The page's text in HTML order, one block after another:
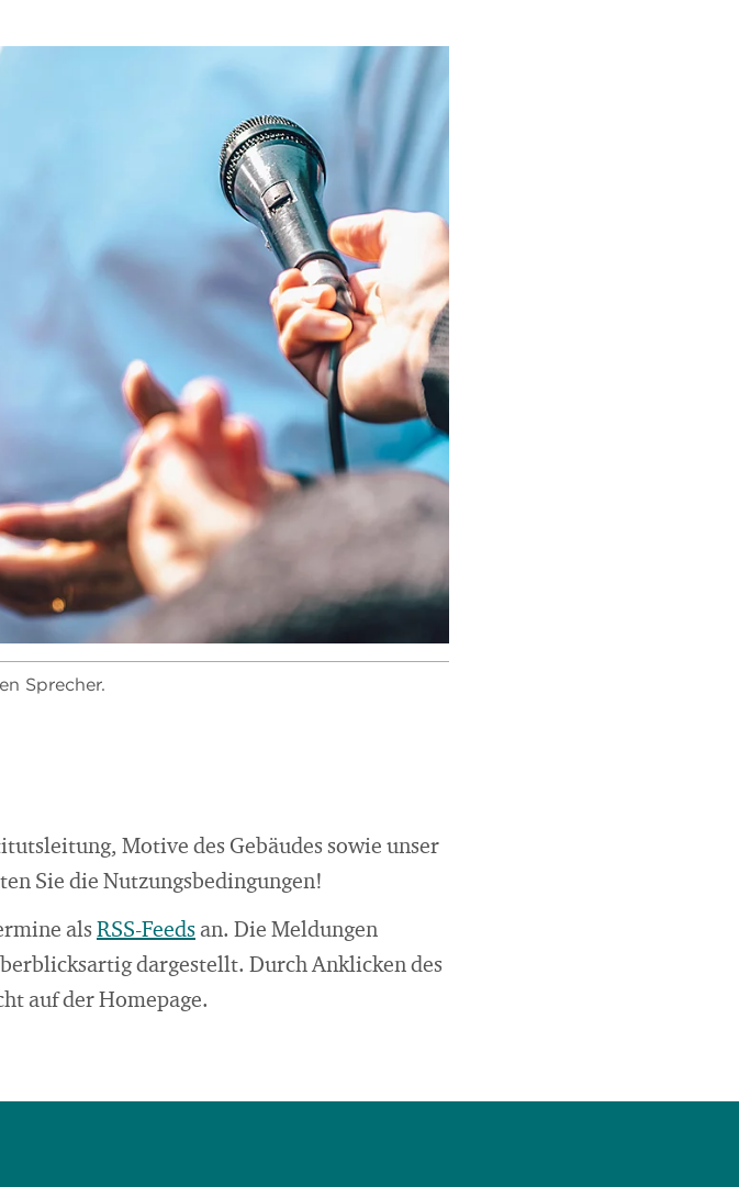
Sprecher.
Motive des Gebäudes sowie unser
Sie die Nutzungsbedingungen!
als RSS-Feeds an. Die Meldungen
dargestellt. Durch Anklicken des
auf der Homepage.